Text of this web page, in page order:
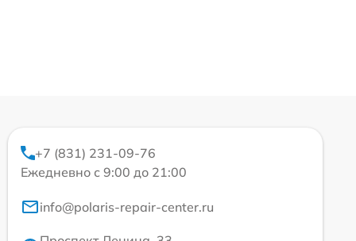
+7 (831) 231-09-76
Ежедневно с 9:00 до 21:00
info@polaris-repair-center.ru